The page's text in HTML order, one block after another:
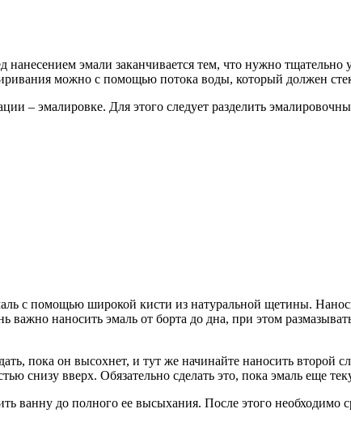
нанесением эмали заканчивается тем, что нужно тщательно
можно с помощью потока воды, который должен
– эмалировке. Для этого следует разделить
с помощью широкой кисти из натуральной щетины.
важно наносить эмаль от борта до дна, при этом
пока он высохнет, и тут же начинайте наносить второй
снизу вверх. Обязательно сделать это, пока эмаль еще
ванну до полного ее высыхания. После этого необходимо